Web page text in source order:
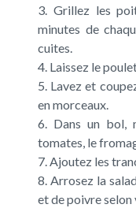
Grillez les
minutes de
cuites.
Laissez le
Lavez et
en morceaux.
Dans un bol,
tomates, le
Ajoutez les
Arrosez la
et de poivre